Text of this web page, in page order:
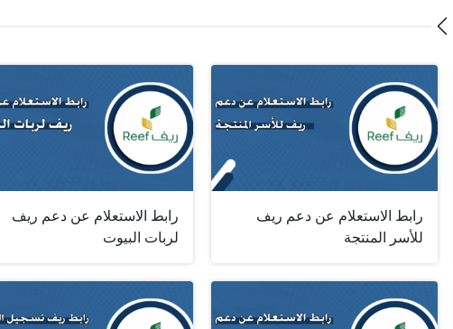
رابط الاستعلام عن دعم ريف
للأسر المنتجة
رابط الاستعلام عن دعم ريف
لربات البيوت